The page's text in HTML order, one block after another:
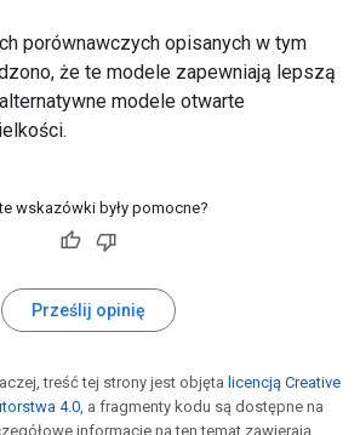
porównawczych opisanych w tym
że te modele zapewniają lepszą
modele otwarte
wskazówki były pomocne?
Prześlij opinię
treść tej strony jest objęta licencją Creative
4.0, a fragmenty kodu są dostępne na
informacje na ten temat zawierają